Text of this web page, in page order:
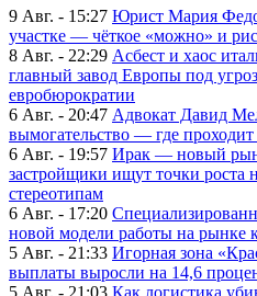
9 Авг. - 15:27 Юрист Мария
участке — чёткое «можно» и
8 Авг. - 22:29 Асбест и хаос
главный завод Европы под
евробюрократии
6 Авг. - 20:47 Адвокат Давид
вымогательство — где проходит
6 Авг. - 19:57 Ирак — новый
застройщики ищут точки роста
стереотипам
6 Авг. - 17:20
новой модели работы на рынке
5 Авг. - 21:33 Игорная зона
выплаты выросли на 14,6